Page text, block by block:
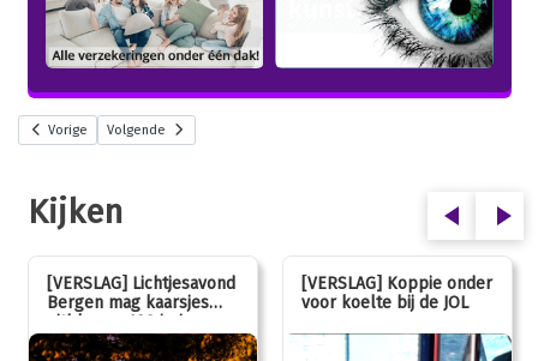
Vorige Volgende
Kijken
[VERSLAG] Lichtjesavond
Bergen mag kaarsjes
uitblazen: 100 jarig
jubileum!
[VERSLAG] Koppie onder
voor koelte bij de JOL